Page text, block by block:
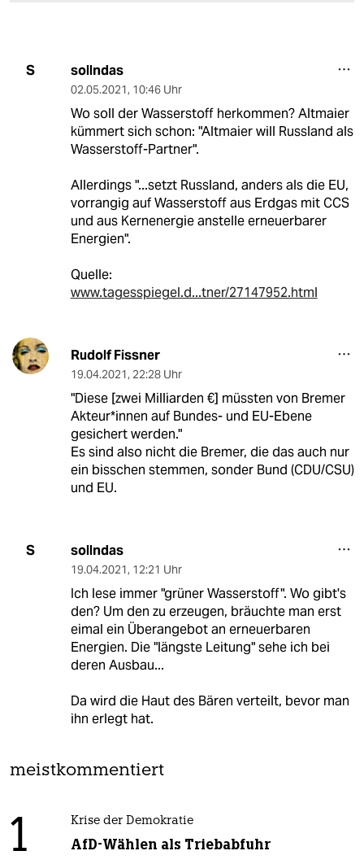
S sollndas
02.05.2021, 10:46 Uhr
Wo soll der Wasserstoff herkommen? Altmaier
kümmert sich schon: "Altmaier will Russland als
Wasserstoff-Partner".
Allerdings "...setzt Russland, anders als die EU,
vorrangig auf Wasserstoff aus Erdgas mit CCS
und aus Kernenergie anstelle erneuerbarer
Energien".
Quelle:
www.tagesspiegel.d...tner/27147952.html
Rudolf Fissner
19.04.2021, 22:28 Uhr
"Diese [zwei Milliarden €] müssten von Bremer
Ak­teu­r*in­nen auf Bundes- und EU-Ebene
gesichert werden."
Es sind also nicht die Bremer, die das auch nur
ein bisschen stemmen, sonder Bund (CDU/CSU)
und EU.
S sollndas
19.04.2021, 12:21 Uhr
Ich lese immer "grüner Wasserstoff". Wo gibt's
den? Um den zu erzeugen, bräuchte man erst
eimal ein Überangebot an erneuerbaren
Energien. Die "längste Leitung" sehe ich bei
deren Ausbau...
Da wird die Haut des Bären verteilt, bevor man
ihn erlegt hat.
meistkommentiert
1 Krise der Demokratie
AfD-Wählen als Triebabfuhr